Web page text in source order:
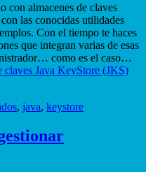
con almacenes de claves
las conocidas utilidades
Con el tiempo te haces
que integran varias de esas
como es el caso…
claves Java KeyStore (JKS)
, java, keystore